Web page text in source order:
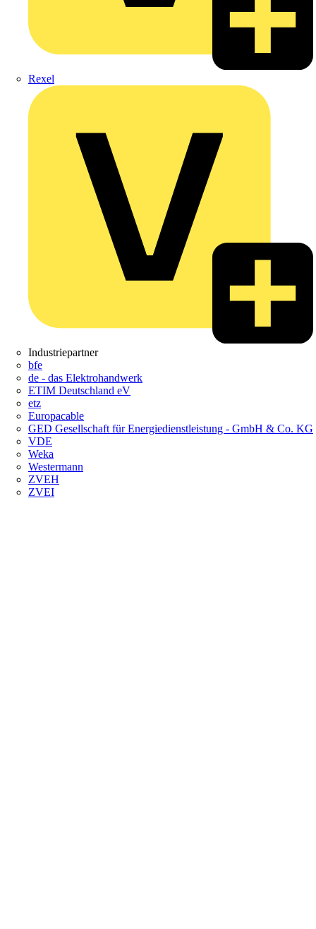
Rexel
Industriepartner
bfe
de - das Elektrohandwerk
ETIM Deutschland eV
etz
Europacable
GED Gesellschaft für Energiedienstleistung - GmbH & Co. KG
VDE
Weka
Westermann
ZVEH
ZVEI